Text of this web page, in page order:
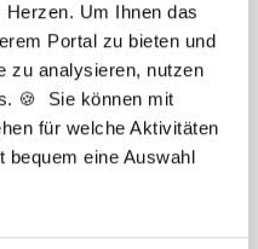
Um Ihnen das
Portal zu bieten und
zu analysieren, nutzen
🍪 Sie können mit
für welche Aktivitäten
bequem eine Auswahl
einem konkreten
an die von Ihnen
“ stimme ich den
Kundenkontos